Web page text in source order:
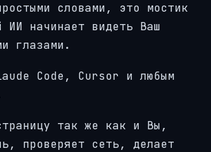
словами, это мостик
ИИ начинает видеть Ваш
глазами.
Code, Cursor и любым
так же как и Вы,
проверяет сеть, делает